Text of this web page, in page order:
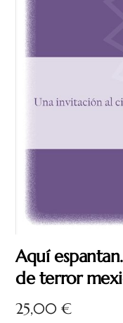
Aquí
de terror
25,00€